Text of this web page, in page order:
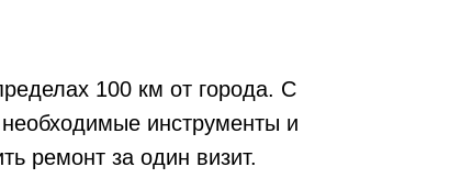
100 км от города. С
инструменты и
ремонт за один визит.